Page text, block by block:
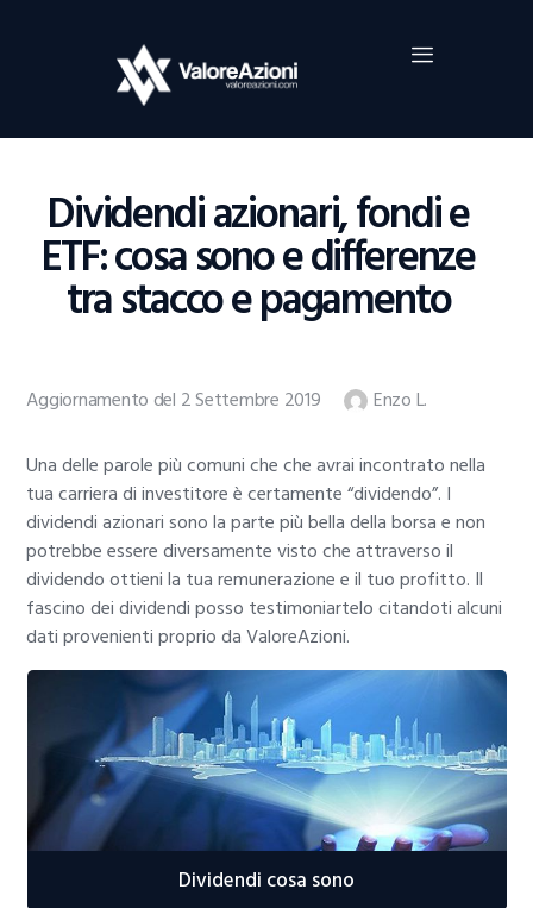
Dividendi azionari, fondi e
ETF: cosa sono e differenze
tra stacco e pagamento
Home
Investimenti
Borsa
Guide Al Trading
Criptovalute
Aggiornamento del 2 Settembre 2019 Enzo L.
Una delle parole più comuni che che avrai incontrato nella
tua carriera di investitore è certamente “dividendo”. I
dividendi azionari sono la parte più bella della borsa e non
potrebbe essere diversamente visto che attraverso il
dividendo ottieni la tua remunerazione e il tuo profitto. Il
fascino dei dividendi posso testimoniartelo citandoti alcuni
dati provenienti proprio da ValoreAzioni.
Dividendi cosa sono